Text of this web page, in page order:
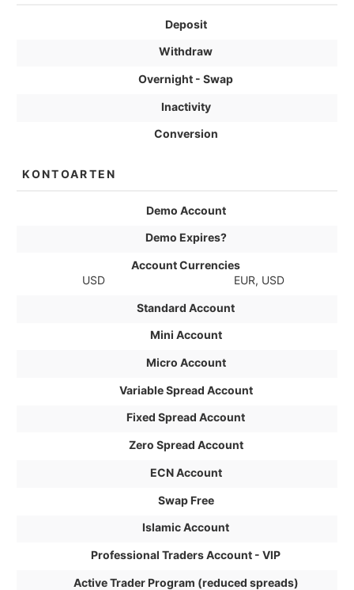
Deposit
Withdraw
Overnight - Swap
Inactivity
Conversion
KONTOARTEN
Demo Account
Demo Expires?
Account Currencies
USD
EUR, USD
Standard Account
Mini Account
Micro Account
Variable Spread Account
Fixed Spread Account
Zero Spread Account
ECN Account
Swap Free
Islamic Account
Professional Traders Account - VIP
Active Trader Program (reduced spreads)